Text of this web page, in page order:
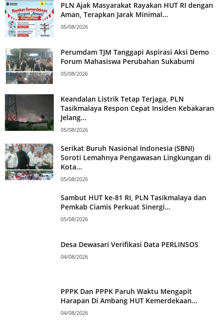
PLN Ajak Masyarakat Rayakan HUT RI dengan
Aman, Terapkan Jarak Minimal...
05/08/2026
Perumdam TJM Tanggapi Aspirasi Aksi Demo
Forum Mahasiswa Perubahan Sukabumi
05/08/2026
Keandalan Listrik Tetap Terjaga, PLN
Tasikmalaya Respon Cepat Insiden Kebakaran
Jelang...
05/08/2026
Serikat Buruh Nasional Indonesia (SBNI)
Soroti Lemahnya Pengawasan Lingkungan di
Kota...
05/08/2026
Sambut HUT ke-81 RI, PLN Tasikmalaya dan
Pemkab Ciamis Perkuat Sinergi...
05/08/2026
Desa Dewasari Verifikasi Data PERLINSOS
04/08/2026
PPPK Dan PPPK Paruh Waktu Mengapit
Harapan Di Ambang HUT Kemerdekaan...
04/08/2026